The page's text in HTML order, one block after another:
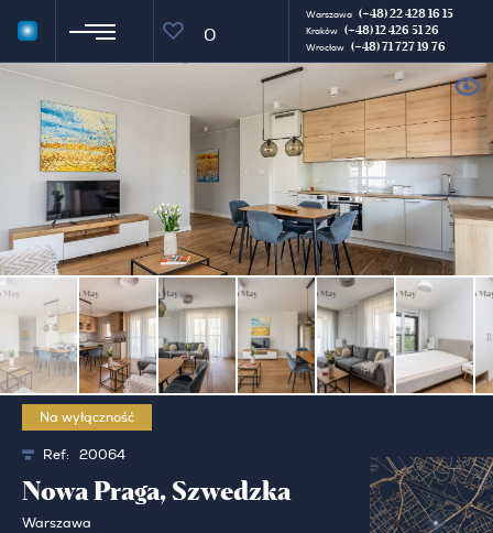
0
Warszawa (+48) 22 428 16 15
Kraków (+48) 12 426 51 26
Wrocław (+48) 71 727 19 76
Na wyłączność
Ref: 20064
Nowa Praga, Szwedzka
Warszawa